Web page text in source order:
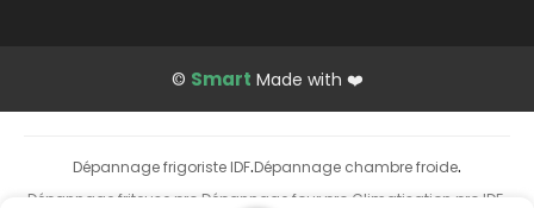
© Smart Made with ❤️
Dépannage frigoriste IDF·Dépannage chambre froide·
Dépannage friteuse pro Dépannage four pro Climatisation pro IDF